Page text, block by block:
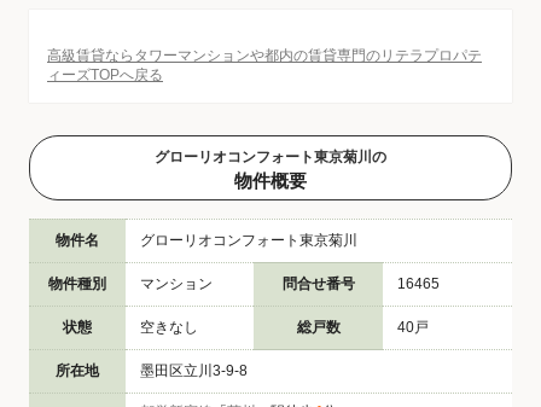
高級賃貸ならタワーマンションや都内の賃貸専門のリテラプロパテ
ィーズTOPへ戻る
グローリオコンフォート東京菊川の
物件概要
物件名 グローリオコンフォート東京菊川
物件種別 マンション 問合せ番号 16465
状態 空きなし 総戸数 40戸
所在地 墨田区立川3-9-8